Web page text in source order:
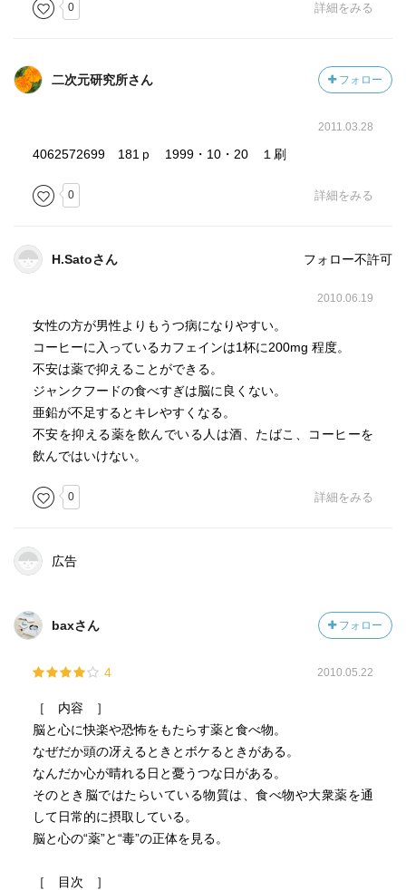
0 詳細をみる
二次元研究所さん フォロー
2011.03.28
4062572699 181ｐ 1999・10・20 １刷
0 詳細をみる
H.Satoさん フォロー不許可
2010.06.19
女性の方が男性よりもうつ病になりやすい。
コーヒーに入っているカフェインは1杯に200mg 程度。
不安は薬で抑えることができる。
ジャンクフードの食べすぎは脳に良くない。
亜鉛が不足するとキレやすくなる。
不安を抑える薬を飲んでいる人は酒、たばこ、コーヒーを
飲んではいけない。
0 詳細をみる
広告
baxさん フォロー
4 2010.05.22
［ 内容 ］
脳と心に快楽や恐怖をもたらす薬と食べ物。
なぜだか頭の冴えるときとボケるときがある。
なんだか心が晴れる日と憂うつな日がある。
そのとき脳ではたらいている物質は、食べ物や大衆薬を通
して日常的に摂取している。
脳と心の“薬”と“毒”の正体を見る。
［ 目次 ］